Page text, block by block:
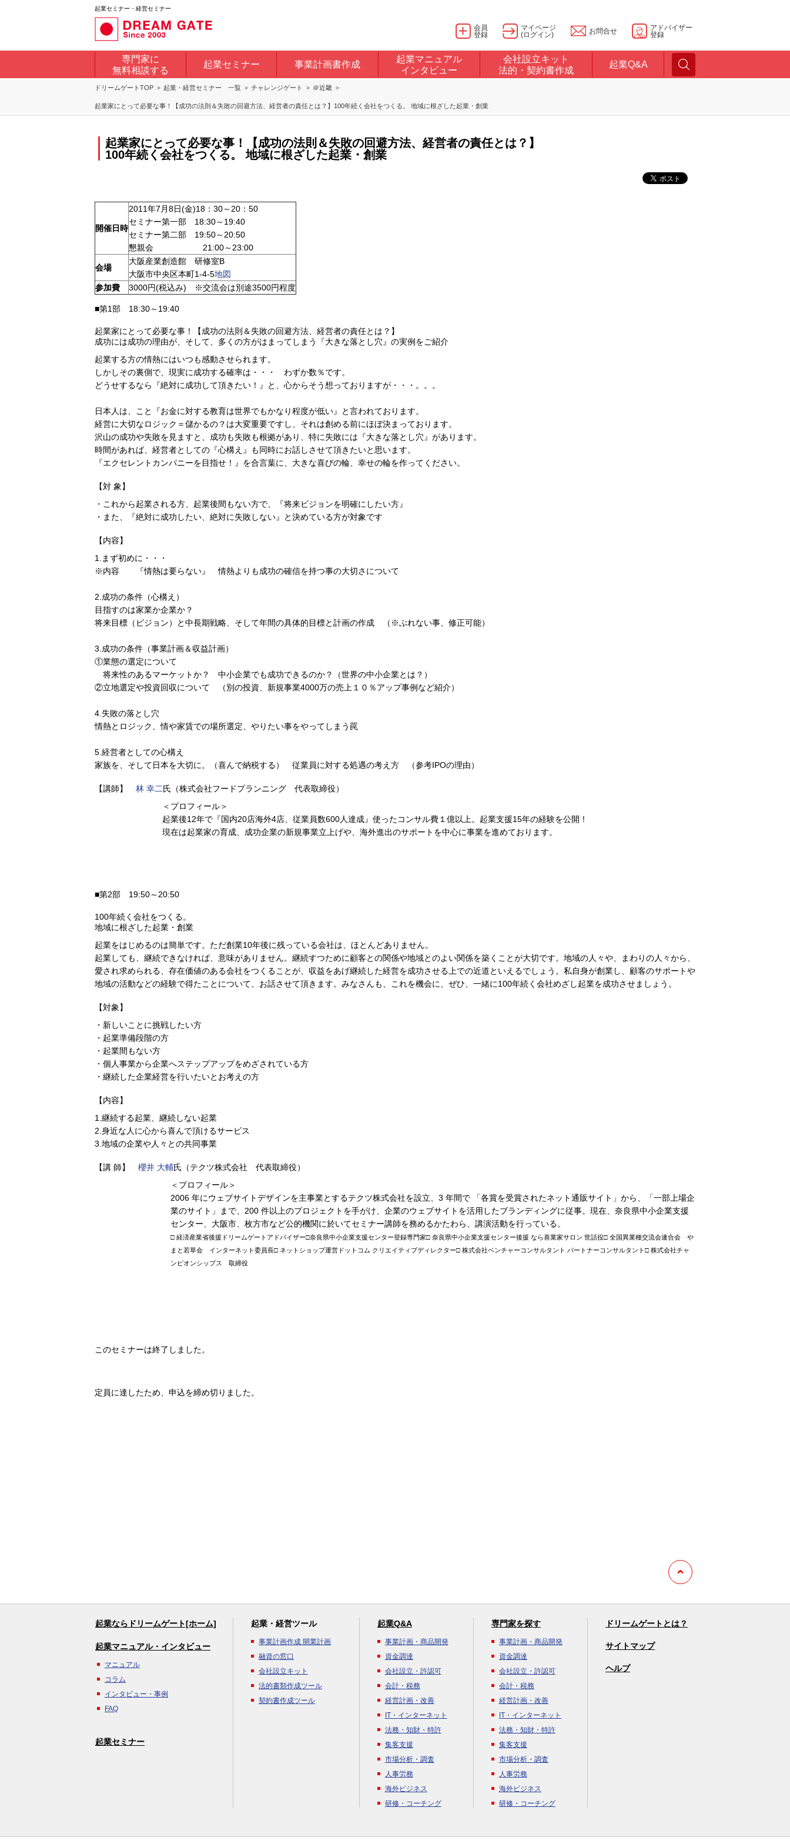
起業セミナー・経営セミナー
会員
登録
マイページ
(ログイン)
お問合せ
アドバイザー
登録
専門家に
無料相談する
起業セミナー 事業計画書作成
起業マニュアル
インタビュー
会社設立キット
法的・契約書作成
起業Q&A
ドリームゲートTOP 起業・経営セミナー 一覧 チャレンジゲート ＠近畿
起業家にとって必要な事！【成功の法則＆失敗の回避方法、経営者の責任とは？】100年続く会社をつくる。 地域に根ざした起業・創業
起業家にとって必要な事！【成功の法則＆失敗の回避方法、経営者の責任とは？】
100年続く会社をつくる。 地域に根ざした起業・創業
開催日時
2011年7月8日(金)18：30～20：50
セミナー第一部 18:30～19:40
セミナー第二部 19:50～20:50
懇親会 21:00～23:00
会場
大阪産業創造館 研修室B
大阪市中央区本町1-4-5地図
参加費
3000円(税込み) ※交流会は別途3500円程度
■第1部 18:30～19:40
起業家にとって必要な事！【成功の法則＆失敗の回避方法、経営者の責任とは？】
成功には成功の理由が、そして、多くの方がはまってしまう『大きな落とし穴』の実例をご紹介
起業する方の情熱にはいつも感動させられます。
しかしその裏側で、現実に成功する確率は・・・ わずか数％です。
どうせするなら『絶対に成功して頂きたい！』と、心からそう想っておりますが・・・。。。
日本人は、こと『お金に対する教育は世界でもかなり程度が低い』と言われております。
経営に大切なロジック＝儲かるの？は大変重要ですし、それは創める前にほぼ決まっております。
沢山の成功や失敗を見ますと、成功も失敗も根拠があり、特に失敗には『大きな落とし穴』があります。
時間があれば、経営者としての『心構え』も同時にお話しさせて頂きたいと思います。
『エクセレントカンパニーを目指せ！』を合言葉に、大きな喜びの輪、幸せの輪を作ってください。
【対 象】
・これから起業される方、起業後間もない方で、『将来ビジョンを明確にしたい方』
・また、『絶対に成功したい、絶対に失敗しない』と決めている方が対象です
【内容】
1.まず初めに・・・
※内容 『情熱は要らない』 情熱よりも成功の確信を持つ事の大切さについて
2.成功の条件（心構え）
目指すのは家業か企業か？
将来目標（ビジョン）と中長期戦略、そして年間の具体的目標と計画の作成 （※ぶれない事、修正可能）
3.成功の条件（事業計画＆収益計画）
①業態の選定について
将来性のあるマーケットか？ 中小企業でも成功できるのか？（世界の中小企業とは？）
②立地選定や投資回収について （別の投資、新規事業4000万の売上１０％アップ事例など紹介）
4.失敗の落とし穴
情熱とロジック、情や家賃での場所選定、やりたい事をやってしまう罠
5.経営者としての心構え
家族を、そして日本を大切に。（喜んで納税する） 従業員に対する処遇の考え方 （参考IPOの理由）
【講師】 林 幸二氏（株式会社フードプランニング 代表取締役）
＜プロフィール＞
起業後12年で『国内20店海外4店、従業員数600人達成』使ったコンサル費１億以上。起業支援15年の経験を公開！
現在は起業家の育成、成功企業の新規事業立上げや、海外進出のサポートを中心に事業を進めております。
■第2部 19:50～20:50
100年続く会社をつくる。
地域に根ざした起業・創業
起業をはじめるのは簡単です。ただ創業10年後に残っている会社は、ほとんどありません。
起業しても、継続できなければ、意味がありません。継続すつために顧客との関係や地域とのよい関係を築くことが大切です。地域の人々や、まわりの人々から、
愛され求められる、存在価値のある会社をつくることが、収益をあげ継続した経営を成功させる上での近道といえるでしょう。私自身が創業し、顧客のサポートや
地域の活動などの経験で得たことについて、お話させて頂きます。みなさんも、これを機会に、ぜひ、一緒に100年続く会社めざし起業を成功させましょう。
【対象】
・新しいことに挑戦したい方
・起業準備段階の方
・起業間もない方
・個人事業から企業へステップアップをめざされている方
・継続した企業経営を行いたいとお考えの方
【内容】
1.継続する起業、継続しない起業
2.身近な人に心から喜んで頂けるサービス
3.地域の企業や人々との共同事業
【講 師】 櫻井 大輔氏（テクツ株式会社 代表取締役）
＜プロフィール＞
2006 年にウェブサイトデザインを主事業とするテクツ株式会社を設立、3 年間で 「各賞を受賞されたネット通販サイト」から、「一部上場企
業のサイト」まで、200 件以上のプロジェクトを手がけ、企業のウェブサイトを活用したブランディングに従事。現在、奈良県中小企業支援
センター、大阪市、枚方市など公的機関に於いてセミナー講師を務めるかたわら、講演活動を行っている。
□ 経済産業省後援ドリームゲートアドバイザー□奈良県中小企業支援センター登録専門家□ 奈良県中小企業支援センター後援 なら喜業家サロン 世話役□ 全国異業種交流会連合会 や
まと若草会 インターネット委員長□ ネットショップ運営ドットコム クリエイティブディレクター□ 株式会社ベンチャーコンサルタント パートナーコンサルタント□ 株式会社チャ
ンピオンシップス 取締役
このセミナーは終了しました。
定員に達したため、申込を締め切りました。
起業ならドリームゲート[ホーム]
起業マニュアル・インタビュー
マニュアル
コラム
インタビュー・事例
FAQ
起業セミナー
起業・経営ツール
事業計画作成 開業計画
融資の窓口
会社設立キット
法的書類作成ツール
契約書作成ツール
起業Q&A
事業計画・商品開発
資金調達
会社設立・許認可
会計・税務
経営計画・改善
IT・インターネット
法務・知財・特許
集客支援
市場分析・調査
人事労務
海外ビジネス
研修・コーチング
専門家を探す
事業計画・商品開発
資金調達
会社設立・許認可
会計・税務
経営計画・改善
IT・インターネット
法務・知財・特許
集客支援
市場分析・調査
人事労務
海外ビジネス
研修・コーチング
ドリームゲートとは？
サイトマップ
ヘルプ